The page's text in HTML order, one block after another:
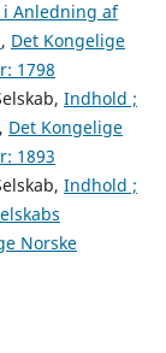
Anledning af
, Det Kongelige
1798
Indhold ;
, Det Kongelige
1893
Indhold ;
Norske